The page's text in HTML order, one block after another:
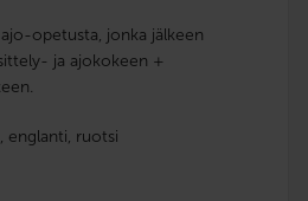
opetusta, jonka jälkeen
ja ajokokeen +
englanti, ruotsi